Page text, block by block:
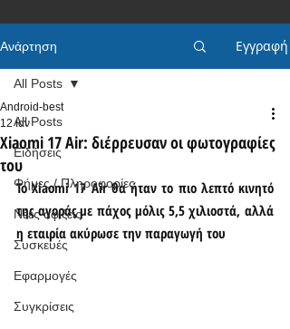
Ανάρτηση Εγγραφή
All Posts
Ειδήσεις
Φήμες / Πληροφορίες
Νέες αφίξεις
Συσκευές
Εφαρμογές
Συγκρίσεις
All Posts
Xiaomi 17 Air: διέρρευσαν οι φωτογραφίες
του
Android-best
12 Ιαν
Το Xiaomi 17 Air θα ήταν το πιο λεπτό κινητό
της αγοράς με πάχος μόλις 5,5 χιλιοστά, αλλά
η εταιρία ακύρωσε την παραγωγή του